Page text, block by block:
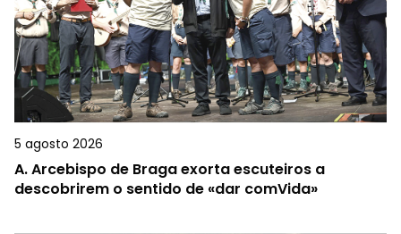
5 agosto 2026
A.Arcebispo de Braga exorta escuteiros a
descobrirem o sentido de «dar comVida»